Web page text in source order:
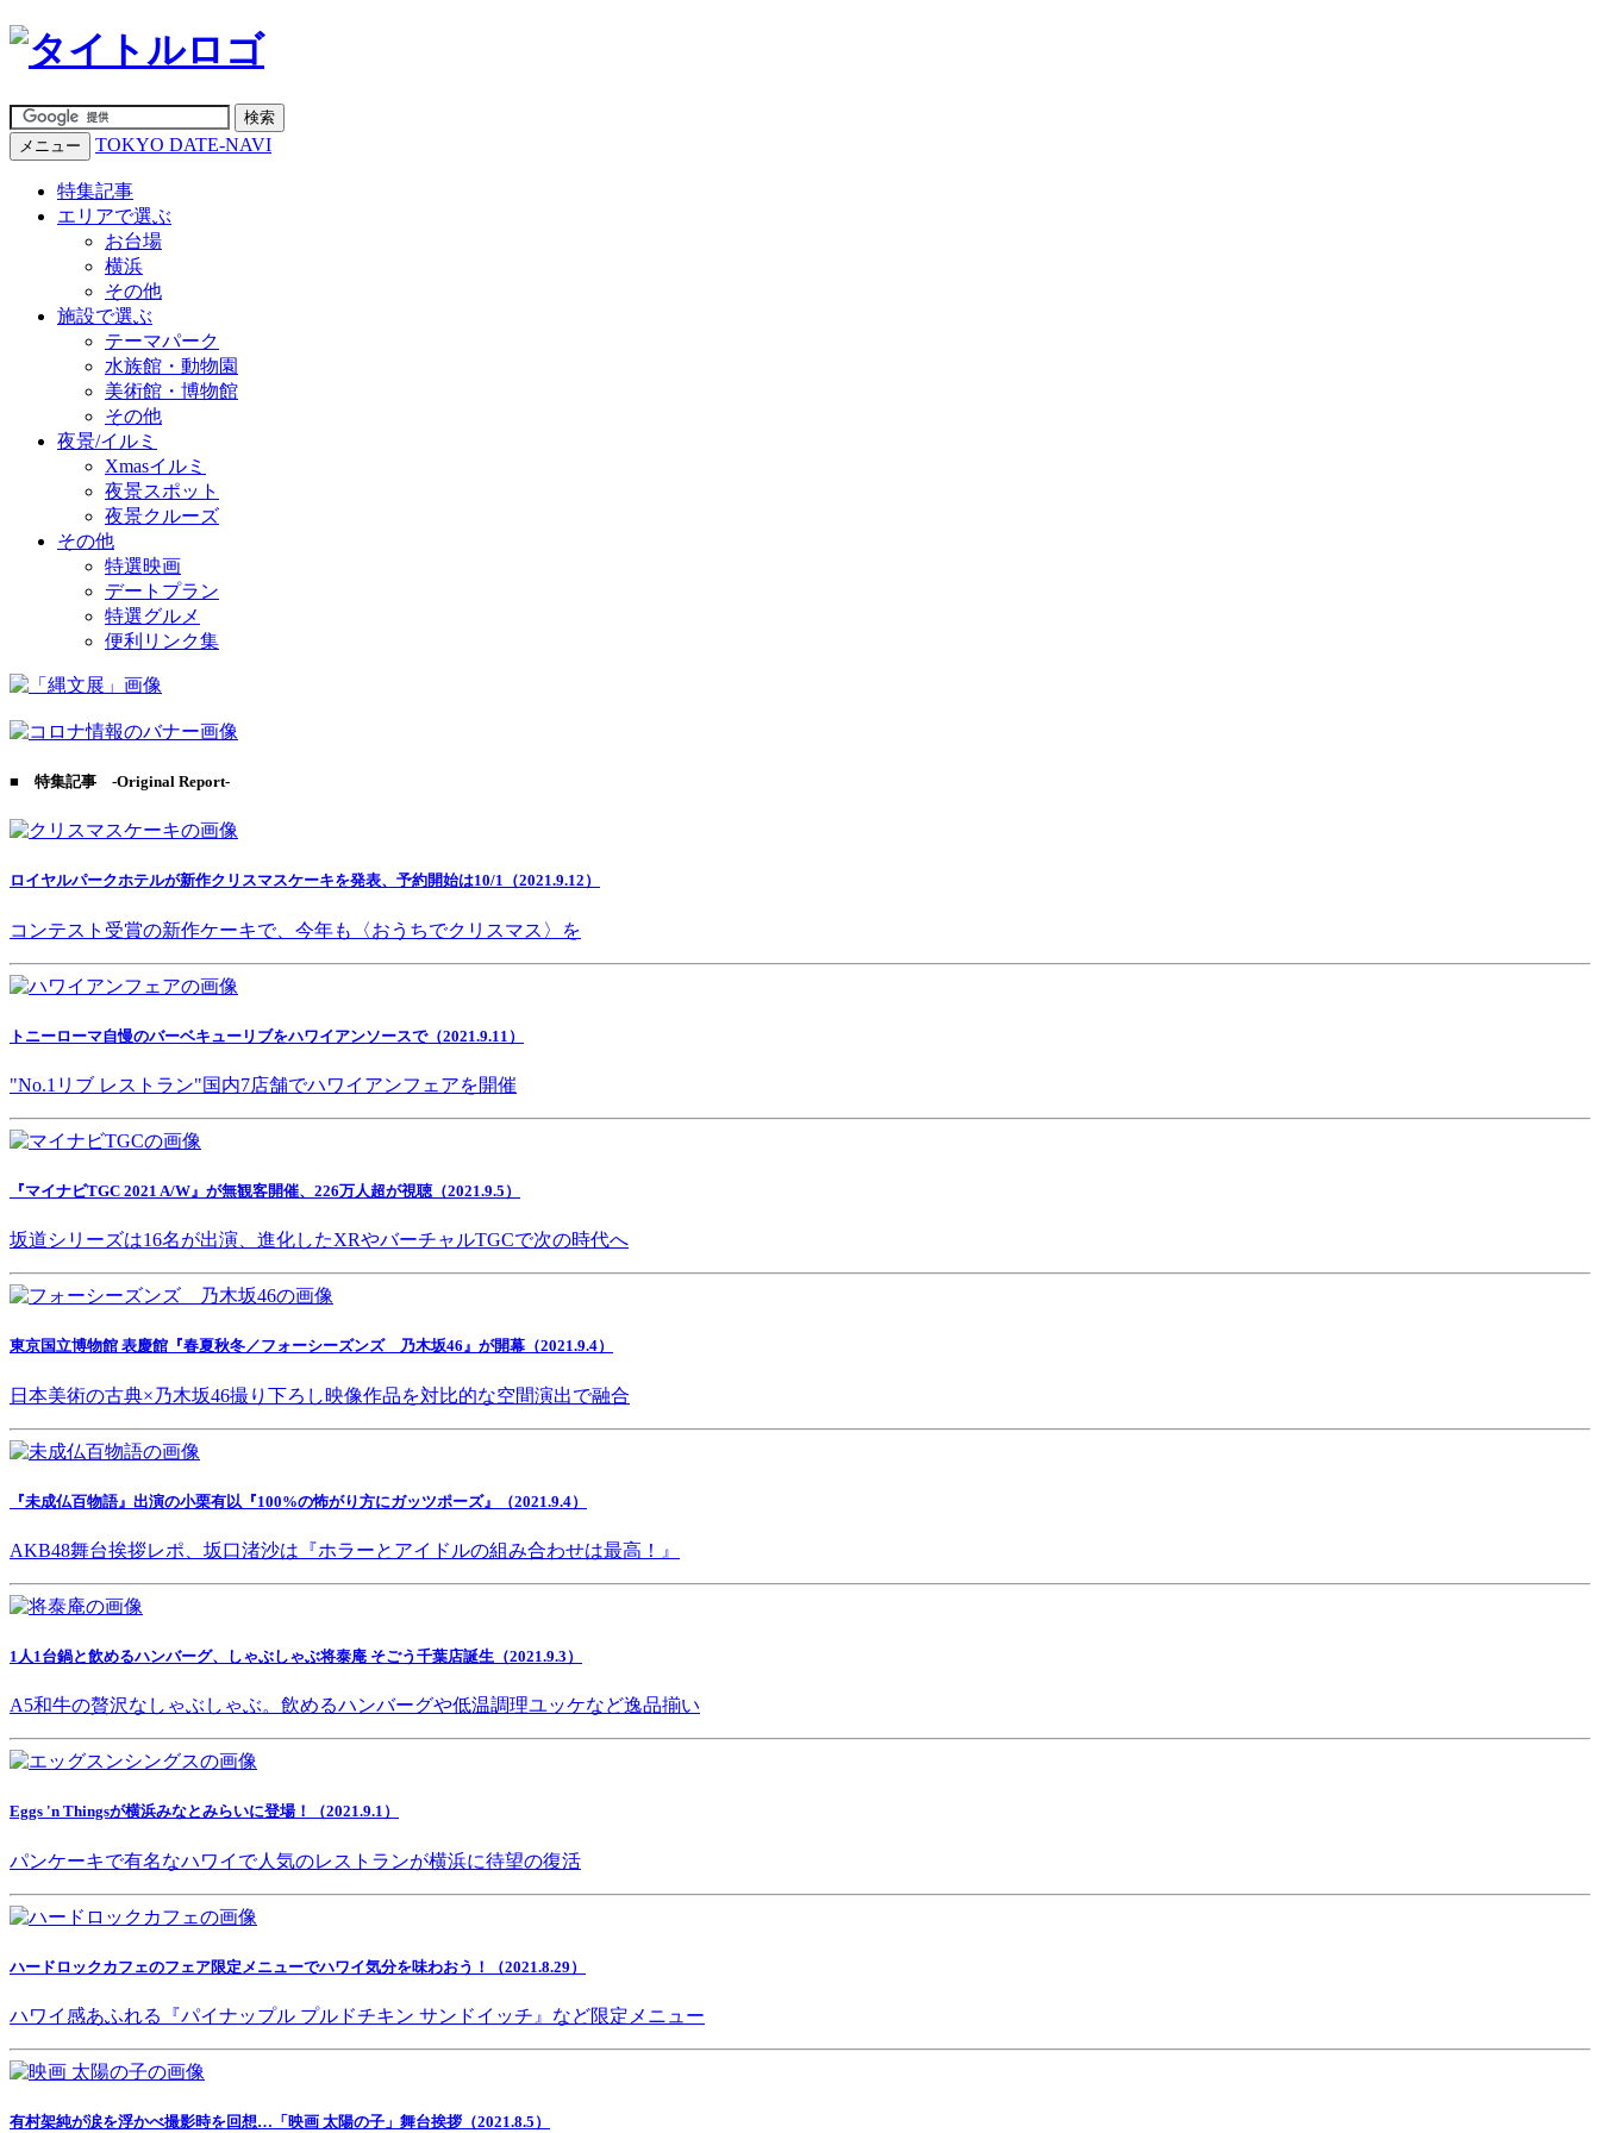
メニュー TOKYO DATE-NAVI
特集記事
エリアで選ぶ
お台場
横浜
その他
施設で選ぶ
テーマパーク
水族館・動物園
美術館・博物館
その他
夜景/イルミ
Xmasイルミ
夜景スポット
夜景クルーズ
その他
特選映画
デートプラン
特選グルメ
便利リンク集
■ 特集記事 -Original Report-
ロイヤルパークホテルが新作クリスマスケーキを発表、予約開始は10/1（2021.9.12）
コンテスト受賞の新作ケーキで、今年も〈おうちでクリスマス〉を
トニーローマ自慢のバーベキューリブをハワイアンソースで（2021.9.11）
"No.1リブ レストラン"国内7店舗でハワイアンフェアを開催
『マイナビTGC 2021 A/W』が無観客開催、226万人超が視聴（2021.9.5）
坂道シリーズは16名が出演、進化したXRやバーチャルTGCで次の時代へ
東京国立博物館 表慶館『春夏秋冬／フォーシーズンズ 乃木坂46』が開幕（2021.9.4）
日本美術の古典×乃木坂46撮り下ろし映像作品を対比的な空間演出で融合
『未成仏百物語』出演の小栗有以『100%の怖がり方にガッツポーズ』（2021.9.4）
AKB48舞台挨拶レポ、坂口渚沙は『ホラーとアイドルの組み合わせは最高！』
1人1台鍋と飲めるハンバーグ、しゃぶしゃぶ将泰庵 そごう千葉店誕生（2021.9.3）
A5和牛の贅沢なしゃぶしゃぶ。飲めるハンバーグや低温調理ユッケなど逸品揃い
Eggs 'n Thingsが横浜みなとみらいに登場！（2021.9.1）
パンケーキで有名なハワイで人気のレストランが横浜に待望の復活
ハードロックカフェのフェア限定メニューでハワイ気分を味わおう！（2021.8.29）
ハワイ感あふれる『パイナップル プルドチキン サンドイッチ』など限定メニュー
有村架純が涙を浮かべ撮影時を回想…「映画 太陽の子」舞台挨拶（2021.8.5）